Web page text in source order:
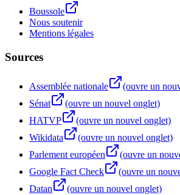
Boussole
Nous soutenir
Mentions légales
Sources
Assemblée nationale
(ouvre un
Sénat
(ouvre un nouvel onglet)
HATVP
(ouvre un nouvel onglet)
Wikidata
(ouvre un nouvel onglet)
Parlement européen
(ouvre un
Google Fact Check
(ouvre un
Datan
(ouvre un nouvel onglet)